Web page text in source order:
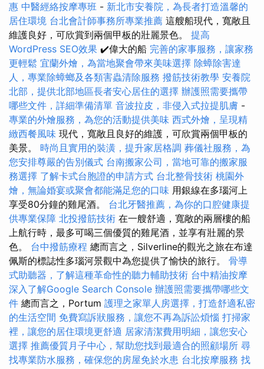
惠 中醫經絡按摩專班 - 新北市安養院，為長者打造溫馨的
居住環境 台北會計師事務所專業推薦 這艘船現代，寬敞且
維護良好，可欣賞到兩個甲板的壯麗景色。 提高
WordPress SEO效果 ✔️偉大的船 完善的家事服務，讓家務
更輕鬆 宜蘭外燴，為當地聚會帶來美味選擇 除蟑除害達
人，專業除蟑螂及各類害蟲清除服務 撥筋技術教學 安養院
北部，提供北部地區長者安心居住的選擇 辦護照需要攜帶
哪些文件，詳細準備清單 音波拉皮，非侵入式拉提肌膚 -
專業的外燴服務，為您的活動提供美味 西式外燴，呈現精
緻西餐風味 現代，寬敞且良好的維護，可欣賞兩個甲板的
美景。 時尚且實用的裝潢，提升家居格調 葬儀社服務，為
您安排尊嚴的告別儀式 台南搬家公司，當地可靠的搬家服
務選擇 了解卡式台胞證的申請方式 台北整骨技術 桃園外
燴，無論婚宴或聚會都能滿足您的口味 用銀線在多瑙河上
享受80分鐘的雞​​尾酒。 台北牙醫推薦，為你的口腔健康提
供專業保障 北投撥筋技術 在一艘舒適，寬敞的兩層樓的船
上航行時，最多可喝三個優質的雞尾酒，並享有壯麗的景
色。 台中撥筋療程 總而言之，Silverline的觀光之旅在布達
佩斯的標誌性多瑙河景觀中為您提供了愉快的旅行。 骨導
式助聽器，了解這種革命性的聽力輔助技術 台中精油按摩
深入了解Google Search Console 辦護照需要攜帶哪些文
件 總而言之，Portum 護理之家單人房選擇，打造舒適私密
的生活空間 免費寫訴狀服務，讓您不再為訴訟煩惱 打掃家
裡，讓您的居住環境更舒適 居家清潔費用明細，讓您安心
選擇 推薦優質月子中心，幫助您找到最適合的照顧場所 尋
找專業防水服務，確保您的房屋免於水患 台北按摩服務 找